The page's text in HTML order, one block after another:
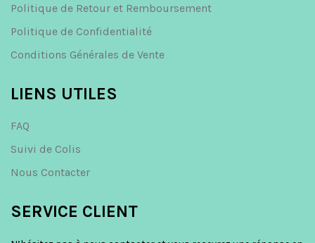
Politique de Retour et Remboursement
Politique de Confidentialité
Conditions Générales de Vente
LIENS UTILES
FAQ
Suivi de Colis
Nous Contacter
SERVICE CLIENT